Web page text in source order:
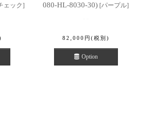
ェック]
080-HL-8030-30) [パープル]
82,000 円 (税別)
Option